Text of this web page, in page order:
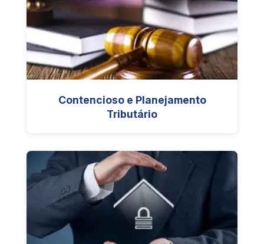
Contencioso e Planejamento
Tributário